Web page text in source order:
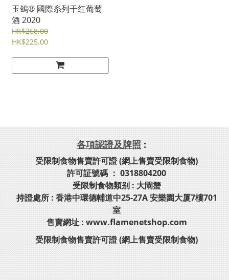
玉鴿® 國際糸列干红葡萄
酒 2020
HK$268.00
HK$225.00
各項認證及牌照 :
受限制食物售賣許可證 (網上售賣受限制食物)
許可証號碼 ： 0318804200
受限制食物類别 : 大閘蟹
持證處所 : 香港中環德輔道中25-27A 安樂園大厦7樓701
室
售賣網址 : www.flamenetshop.com
受限制食物售賣許可證 (網上售賣受限制食物)